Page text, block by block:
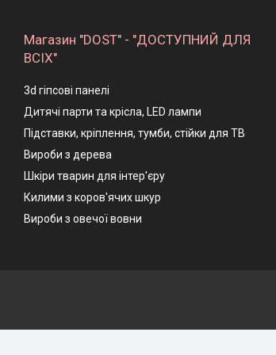
Магазин "DOST" - "ДОСТУПНИЙ ДЛЯ
ВСІХ"
3d гіпсові панелі
Дитячі парти та крісла, LED лампи
Підставки, кріплення, тумби, стійки для ТВ
Вироби з дерева
Шкіри тварин для інтер'єру
Килими з коров'ячих шкур
Вироби з овечої вовни